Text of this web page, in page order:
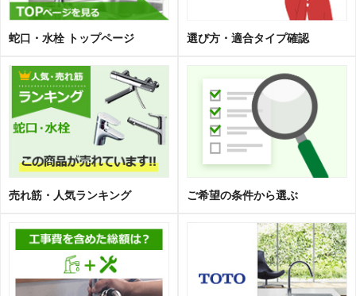
蛇口・水栓 トップページ 選び方・適合タイプ確認
売れ筋・人気ランキング ご希望の条件から選ぶ